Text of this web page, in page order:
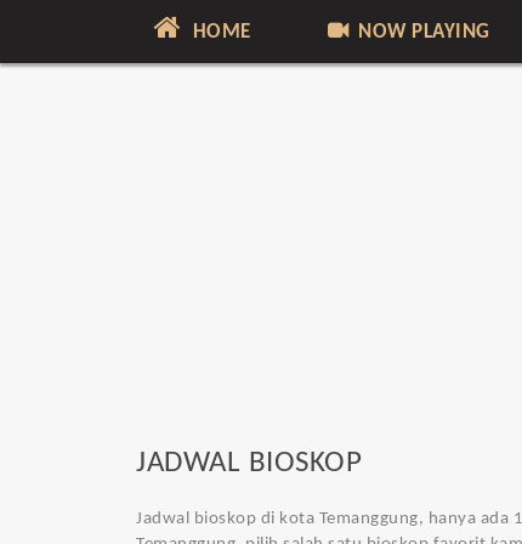
HOME NOW PLAYING
JADWAL BIOSKOP
Jadwal bioskop di kota Temanggung, hanya ada